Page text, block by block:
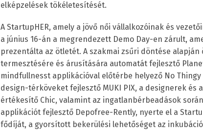
elképzelések tökéletesítését.
A StartupHER, amely a jövő női vállalkozóinak és
a június 16-án a megrendezett Demo Day-en zárult,
prezentálta az ötletét. A szakmai zsűri döntése
termesztésére és árusítására automatát fejlesztő
mindfullnesst applikációval előtérbe helyező No Thingy
design-térköveket fejlesztő MUKI PIX, a designerek és
értékesítő Chic, valamint az ingatlanbérbeadások
applikációt fejlesztő Depofree-Rently, nyerte el a
fődíját, a gyorsított bekerülési lehetőséget az